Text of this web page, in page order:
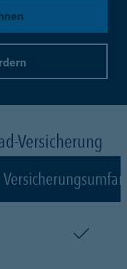
Versicherung